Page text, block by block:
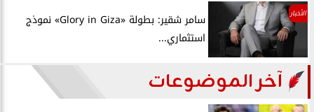
الأخبار
سامر شقير: بطولة «Glory in Giza» نموذج
استثماري...
آخر الموضوعات